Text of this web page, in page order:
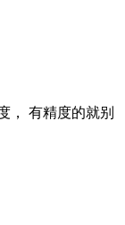
， 有精度的就别